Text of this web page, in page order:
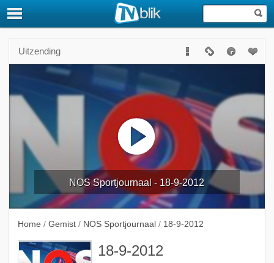
Uitzending
NOS Sportjournaal - 18-9-2012
Home / Gemist / NOS Sportjournaal / 18-9-2012
18-9-2012